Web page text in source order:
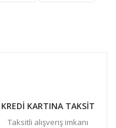
KREDİ KARTINA TAKSİT
Taksitli alışveriş imkanı